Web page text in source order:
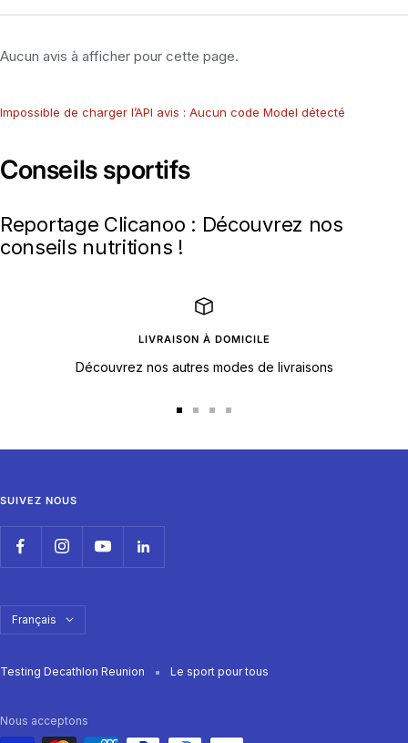
Aucun avis à afficher pour cette page.
Impossible de charger l’API avis : Aucun code Model détecté
Conseils sportifs
Reportage Clicanoo : Découvrez nos
conseils nutritions !
LIVRAISON À DOMICILE
Découvrez nos autres modes de livraisons
SUIVEZ NOUS
Langue
Français
Testing Decathlon Reunion Le sport pour tous
Nous acceptons